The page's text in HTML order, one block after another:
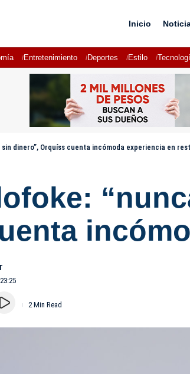
Inicio
Entretenimiento Deportes Estilo
dinero”, Orquíss cuenta incómoda experiencia en
2 Min Read